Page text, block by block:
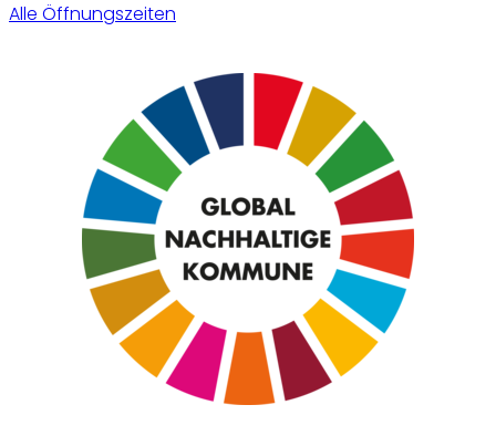
Alle Öffnungszeiten